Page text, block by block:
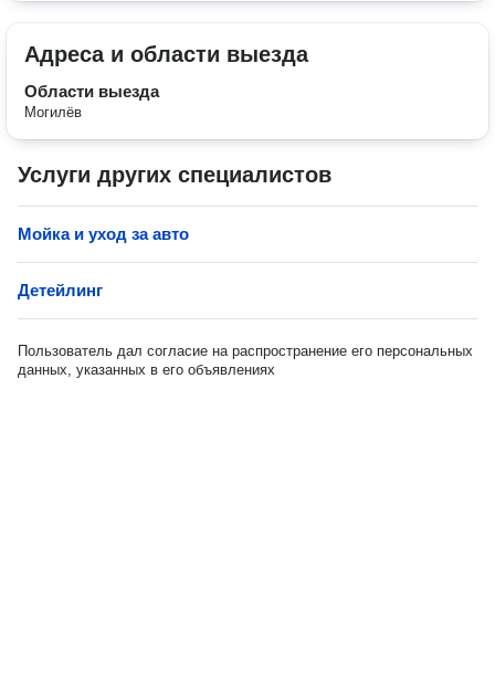
Адреса и области выезда
Области выезда
Могилёв
Услуги других специалистов
Мойка и уход за авто
Детейлинг
Пользователь дал согласие на распространение его персональных
данных, указанных в его объявлениях